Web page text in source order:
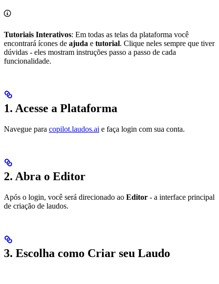
Tutoriais Interativos: Em todas as telas da plataforma você
encontrará ícones de ajuda e tutorial. Clique neles sempre que tiver
dúvidas - eles mostram instruções passo a passo de cada
funcionalidade.
1. Acesse a Plataforma
Navegue para copilot.laudos.ai e faça login com sua conta.
2. Abra o Editor
Após o login, você será direcionado ao Editor - a interface principal
de criação de laudos.
3. Escolha como Criar seu Laudo